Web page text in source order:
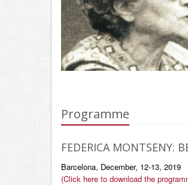
Programme
FEDERICA MONTSENY:
Barcelona, December, 12-13, 2019
(Click here to download the